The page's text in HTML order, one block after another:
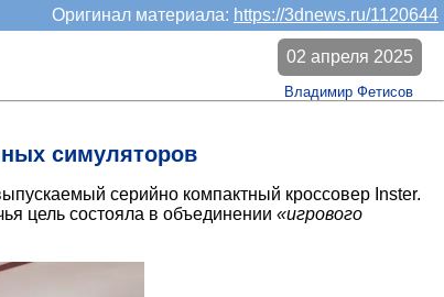
Оригинал материала: https://3dnews.ru/1120644
симуляторов
02 апреля 2025
Владимир Фетисов
серийно компактный кроссовер Inster.
цель состояла в объединении «игрового